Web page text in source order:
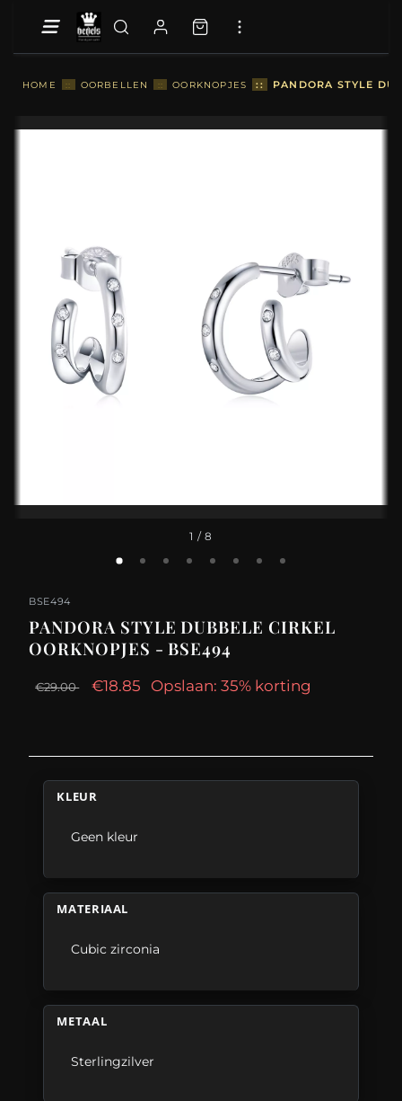
HOME :: OORBELLEN :: OORKNOPJES :: PANDORA STYLE
1 / 8
BSE494
PANDORA STYLE DUBBELE CIRKEL
OORKNOPJES - BSE494
€29.00 €18.85 Opslaan: 35% korting
KLEUR
Geen kleur
MATERIAAL
Cubic zirconia
METAAL
Sterlingzilver